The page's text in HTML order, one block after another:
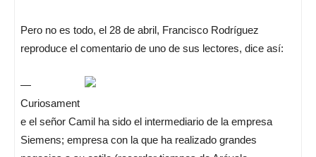
Pero no es todo, el 28 de abril, Francisco Rodríguez
reproduce el comentario de uno de sus lectores, dice así:
—
Curiosament
e el señor Camil ha sido el intermediario de la empresa
Siemens; empresa con la que ha realizado grandes